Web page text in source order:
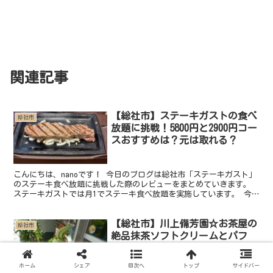
関連記事
総社市
【総社市】ステーキガストの食べ
放題に挑戦！5800円と2900円コー
スおすすめは？元は取れる？
こんにちは、nanoです！ 今日のブログは総社市「ステーキガスト」
のステーキ食べ放題に挑戦した際のレビューをまとめていきます。
ステーキガストでは月1でステーキ食べ放題を実施しています。 今
総社市
【総社市】川上備芳園☆お茶屋の
絶品抹茶ソフトクリームとパフ
ェ！
ホーム シェア 目次へ トップ サイドバー